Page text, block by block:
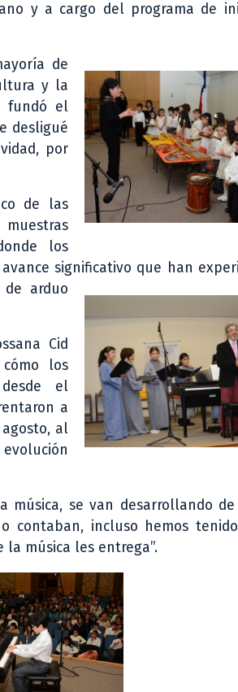
y a cargo del programa de
de
y la
fundó el
desligué
por
de las
los
avancesignificativo que han
de arduo
Cid
los
el
a
al
música, se van desarrollando
contaban, incluso hemos
la música les entrega”.